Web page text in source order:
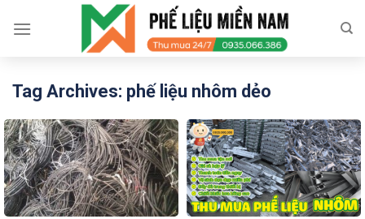
Tag Archives: phế liệu nhôm dẻo